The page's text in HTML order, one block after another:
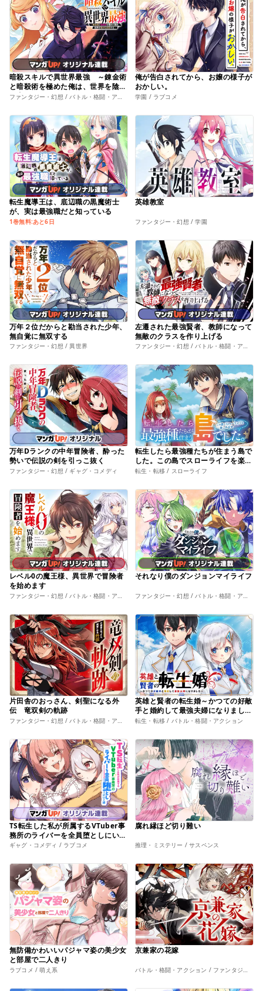
暗殺スキルで異世界最強 ～錬金術
と暗殺術を極めた俺は、世界を陰か
ら支配する～
ファンタジー・幻想 / バトル・格闘・アクション
俺が告白されてから、お嬢の様子が
おかしい。
学園 / ラブコメ
転生魔導王は、底辺職の黒魔術士
が、実は最強職だと知っている
1巻無料:あと6日
英雄教室
ファンタジー・幻想 / 学園
万年２位だからと勘当された少年、
無自覚に無双する
ファンタジー・幻想 / 異世界
左遷された最強賢者、教師になって
無敵のクラスを作り上げる
ファンタジー・幻想 / バトル・格闘・アクション
万年Dランクの中年冒険者、酔った
勢いで伝説の剣を引っこ抜く
ファンタジー・幻想 / ギャグ・コメディ
転生したら最強種たちが住まう島で
した。この島でスローライフを楽し
みます
転生・転移 / スローライフ
レベル0の魔王様、異世界で冒険者
を始めます
それなり僕のダンジョンマイライフ
片田舎のおっさん、剣聖になる外
伝 竜双剣の軌跡
英雄と賢者の転生婚～かつての好敵
手と婚約して最強夫婦になりました
～
転生・転移 / バトル・格闘・アクション
TS転生した私が所属するVTuber事
務所のライバーを全員堕としにいく
話
ギャグ・コメディ / ラブコメ
腐れ縁ほど切り難い
推理・ミステリー / サスペンス
無防備かわいいパジャマ姿の美少女
と部屋で二人きり
ラブコメ / 萌え系
京兼家の花嫁
バトル・格闘・アクション / ファンタジー・幻想